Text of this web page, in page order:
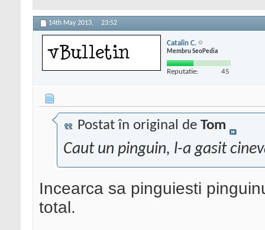
14th May 2013, 23:52
Catalin C.
Membru SeoPedia
Reputatie: 45
Postat în original de Tom
Caut un pinguin, l-a gasit
Incearca sa pinguiesti
total.